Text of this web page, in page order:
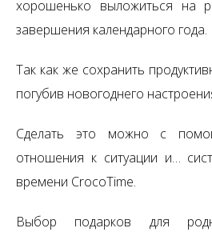
хорошенько выложиться на
завершения календарного года.
Так как же сохранить
погубив новогоднего
Сделать это можно с
отношения к ситуации и…
времени CrocoTime.
Выбор подарков для